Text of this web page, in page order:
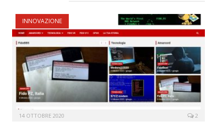
INNOVAZIONE
14 OTTOBRE 2020 2